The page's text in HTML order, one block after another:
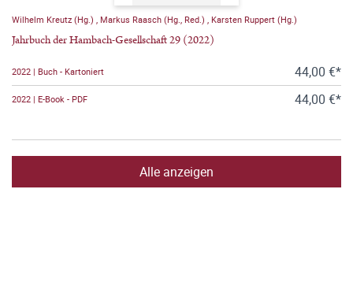
Wilhelm Kreutz (Hg.) Markus Raasch (Hg., Red.) Karsten Ruppert (Hg.)
Jahrbuch der Hambach-Gesellschaft 29 (2022)
2022 | Buch - Kartoniert 44,00 €*
2022 | E-Book - PDF 44,00 €*
Alle anzeigen